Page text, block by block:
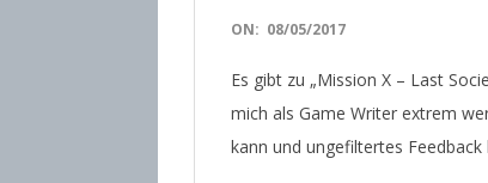
2017-
08
ON: 08/05/2017
Es gibt zu „Mission X – Last
mich als Game Writer extrem
kann und ungefiltertes Feedback